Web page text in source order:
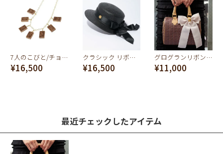
7人のこびと/チョコレートバー チャームセット【ディズニー アクセサリー】
¥16,500
クラシック リボン カンカン帽（ブラック）
¥16,500
グログランリボン パール ブローチ（オフホワイト）
¥11,000
最近チェックしたアイテム